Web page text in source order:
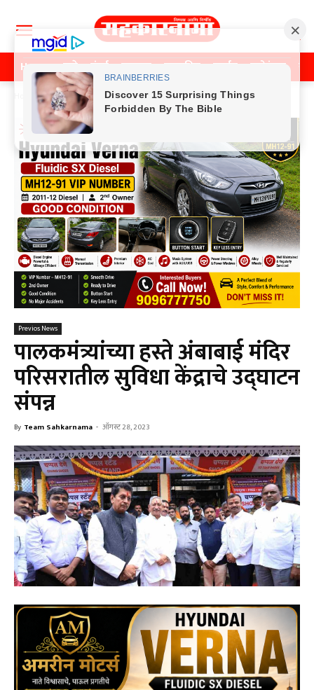
Home पुणे मुंबई महाराष्ट्र राजकीय क्राईम मनोरंजन
Previos News
Previos News
पालकमंत्र्यांच्या हस्ते अंबाबाई मंदिर
परिसरातील सुविधा केंद्राचे उद्घाटन
संपन्न
By Team Sahkarnama - ऑगस्ट 28, 2023